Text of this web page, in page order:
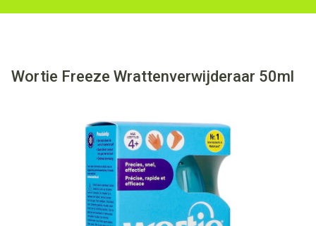
Wortie Freeze Wrattenverwijderaar 50ml